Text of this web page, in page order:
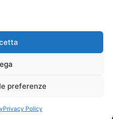
preferenze
Privacy Policy
– Via Niccolò Copernico nr.
–Powered by